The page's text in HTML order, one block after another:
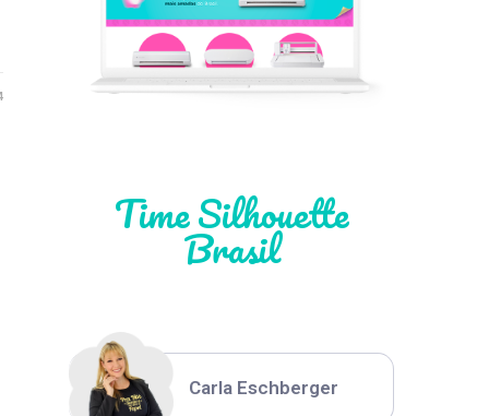
Time Silhouette
Brasil
Léia Pastori
Thiara Ney
Carla Eschberger